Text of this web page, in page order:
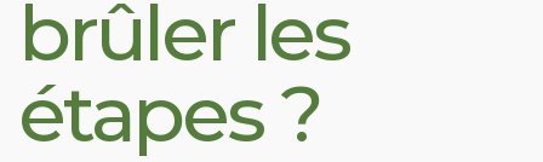
brûler les
étapes ?